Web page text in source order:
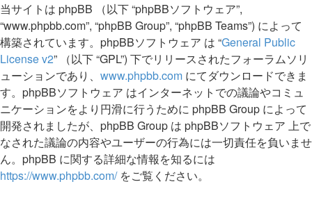
当サイトは phpBB （以下 “phpBBソフトウェア”,
“www.phpbb.com”, “phpBB Group”, “phpBB Teams”) によって
構築されています。phpBBソフトウェア は “General Public
License v2” （以下 “GPL”) 下でリリースされたフォーラムソリ
ューションであり、 www.phpbb.com にてダウンロードできま
す。phpBBソフトウェア はインターネットでの議論やコミュ
ニケーションをより円滑に行うために phpBB Group によって
開発されましたが、phpBB Group は phpBBソフトウェア 上で
なされた議論の内容やユーザーの行為には一切責任を負いませ
ん。phpBB に関する詳細な情報を知るには
https://www.phpbb.com/をご覧ください。